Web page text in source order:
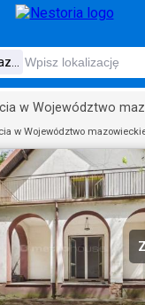
w Województwo
w Województwo